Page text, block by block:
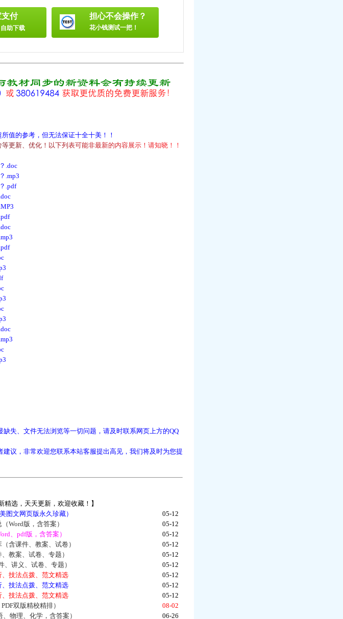
付
助下载
担心不会操作？
花小钱测试一把！
值的参考，但无法保证十全十美！！
等更新、 优化 ！ 以下列 表可能非最新的内容展示 ！ 请知晓 ！ ！
.doc
.mp3
.pdf
失、文件无法浏览等一切问题，请及时联系网页上方的QQ
议，非常欢迎您联系本站客服提出高见，我们将及时为您提
精选，天天更新，欢迎收藏！】
图文网页版永久珍藏）
05-12
Word版，含答案）
05-12
、pdf版，含答案）
05-12
含课件、教案、试卷）
05-12
教案、试卷、专题）
05-12
、讲义、试卷、专题）
05-12
、技法点拨、范文精选
05-12
、技法点拨、范文精选
05-12
、技法点拨、范文精选
05-12
双版精校精排）
08-02
物理、化学，含答案）
06-26